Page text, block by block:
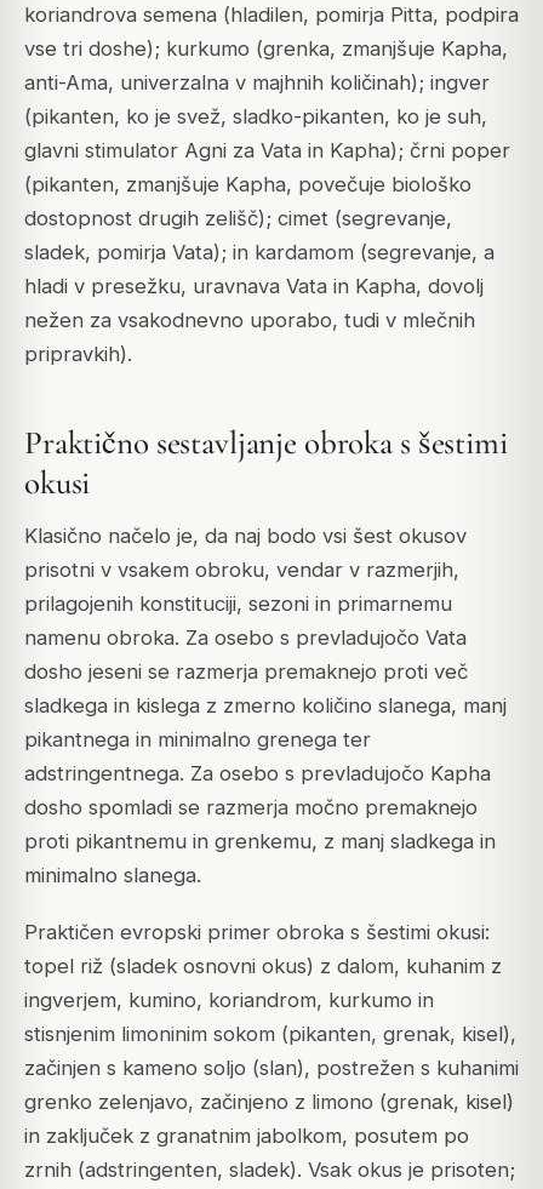
koriandrova semena (hladilen, pomirja Pitta, podpira
vse tri doshe); kurkumo (grenka, zmanjšuje Kapha,
anti-Ama, univerzalna v majhnih količinah); ingver
(pikanten, ko je svež, sladko-pikanten, ko je suh,
glavni stimulator Agni za Vata in Kapha); črni poper
(pikanten, zmanjšuje Kapha, povečuje biološko
dostopnost drugih zelišč); cimet (segrevanje,
sladek, pomirja Vata); in kardamom (segrevanje, a
hladi v presežku, uravnava Vata in Kapha, dovolj
nežen za vsakodnevno uporabo, tudi v mlečnih
pripravkih).
Praktično sestavljanje obroka s šestimi
okusi
Klasično načelo je, da naj bodo vsi šest okusov
prisotni v vsakem obroku, vendar v razmerjih,
prilagojenih konstituciji, sezoni in primarnemu
namenu obroka. Za osebo s prevladujočo Vata
dosho jeseni se razmerja premaknejo proti več
sladkega in kislega z zmerno količino slanega, manj
pikantnega in minimalno grenega ter
adstringentnega. Za osebo s prevladujočo Kapha
dosho spomladi se razmerja močno premaknejo
proti pikantnemu in grenkemu, z manj sladkega in
minimalno slanega.
Praktičen evropski primer obroka s šestimi okusi:
topel riž (sladek osnovni okus) z dalom, kuhanim z
ingverjem, kumino, koriandrom, kurkumo in
stisnjenim limoninim sokom (pikanten, grenak, kisel),
začinjen s kameno soljo (slan), postrežen s kuhanimi
grenko zelenjavo, začinjeno z limono (grenak, kisel)
in zaključek z granatnim jabolkom, posutem po
zrnih (adstringenten, sladek). Vsak okus je prisoten;